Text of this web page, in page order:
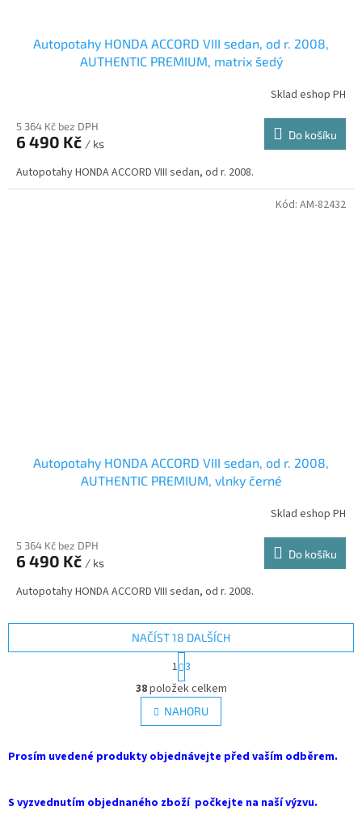
Autopotahy HONDA ACCORD VIII sedan, od r. 2008,
AUTHENTIC PREMIUM, matrix šedý
Sklad eshop PH
5 364 Kč bez DPH
6 490 Kč / ks
Do košíku
Autopotahy HONDA ACCORD VIII sedan, od r. 2008.
Autopotahy HONDA ACCORD VIII sedan, od r. 2008,
AUTHENTIC PREMIUM, vlnky černé
Sklad eshop PH
5 364 Kč bez DPH
6 490 Kč / ks
Do košíku
Autopotahy HONDA ACCORD VIII sedan, od r. 2008.
Kód: AM-82432
O
v
l
á
a
p
NAČÍST 18 DALŠÍCH
S
t
r
á
n
k
v
í
1 3
38položek celkem
NAHORU
Prosím uvedené produkty objednávejte před vaším odběrem.
S vyzvednutím objednaného zboží počkejte na naší výzvu.